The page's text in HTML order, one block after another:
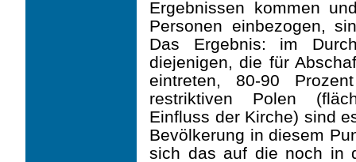
Ergebnissen kommen
Personen einbezogen,
Das Ergebnis: im
diejenigen, die für
eintreten, 80-90
restriktiven Polen
Einfluss der Kirche) sind
Bevölkerung in diesem
sich das auf die noch in